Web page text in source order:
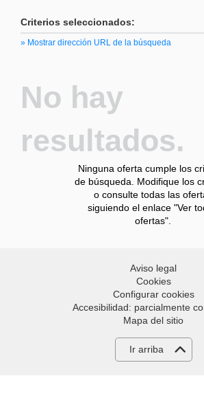
Criterios seleccionados:
» Mostrar dirección URL de la búsqueda
No hay
resultados.
Ninguna oferta cumple los
de búsqueda. Modifique los
o consulte todas las
siguiendo el enlace "Ver
ofertas".
Aviso legal
Cookies
Configurar cookies
Accesibilidad: parcialmente
Mapa del sitio
Ir arriba